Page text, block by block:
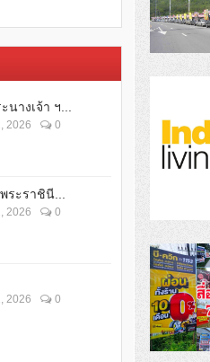
นางเจ้า ฯ...
2026 0
ระราชินี...
2026 0
2026 0